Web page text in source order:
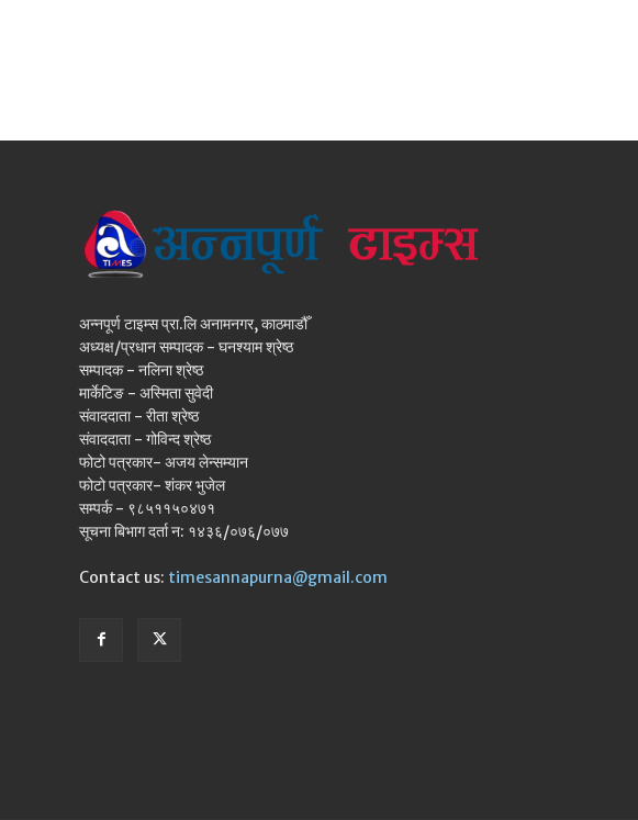
अन्नपूर्ण टाइम्स प्रा.लि अनामनगर, काठमाडौँ
अध्यक्ष/प्रधान सम्पादक - घनश्याम श्रेष्ठ
सम्पादक - नलिना श्रेष्ठ
मार्केटिङ - अस्मिता सुवेदी
संवाददाता - रीता श्रेष्ठ
संवाददाता - गोविन्द श्रेष्ठ
फोटो पत्रकार- अजय लेन्सम्यान
फोटो पत्रकार- शंकर भुजेल
सम्पर्क - ९८५११५०४७१
सूचना बिभाग दर्ता न: १४३६/०७६/०७७
Contact us: timesannapurna@gmail.com